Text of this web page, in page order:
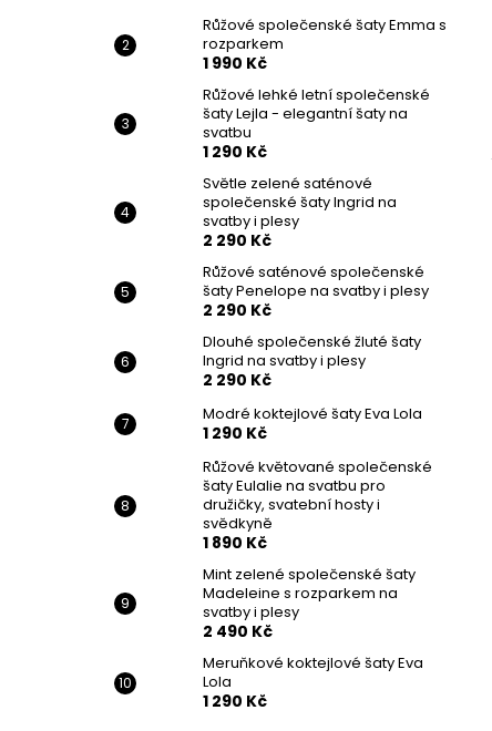
Růžové společenské šaty Emma s
rozparkem
1 990 Kč
Růžové lehké letní společenské
šaty Lejla - elegantní šaty na
svatbu
1 290 Kč
Světle zelené saténové
společenské šaty Ingrid na
svatby i plesy
2 290 Kč
Růžové saténové společenské
šaty Penelope na svatby i plesy
2 290 Kč
Dlouhé společenské žluté šaty
Ingrid na svatby i plesy
2 290 Kč
Modré koktejlové šaty Eva Lola
1 290 Kč
Růžové květované společenské
šaty Eulalie na svatbu pro
družičky, svatební hosty i
svědkyně
1 890 Kč
Mint zelené společenské šaty
Madeleine s rozparkem na
svatby i plesy
2 490 Kč
Meruňkové koktejlové šaty Eva
Lola
1 290 Kč